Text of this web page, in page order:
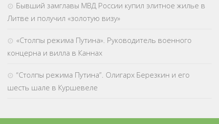
Бывший замглавы МВД России купил элитное жилье в
Литве и получил «золотую визу»
«Столпы режима Путина». Руководитель военного
концерна и вилла в Каннах
“Столпы режима Путина”. Олигарх Березкин и его
шесть шале в Куршевеле